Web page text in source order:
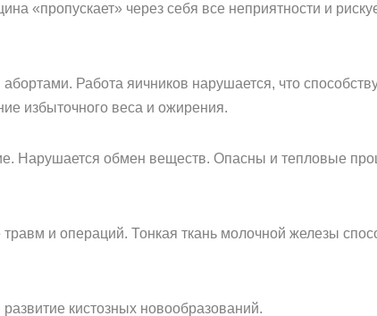
«пропускает» через себя все неприятности и
Работа яичников нарушается, что
избыточного веса и ожирения.
Нарушается обмен веществ. Опасны и тепловые
и операций. Тонкая ткань молочной железы
кистозных новообразований.